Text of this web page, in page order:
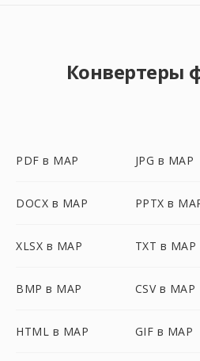
Конвертеры
PDF в MAP JPG в MAP
DOCX в MAP PPTX в
XLSX в MAP TXT в MAP
BMP в MAP CSV в MAP
HTML в MAP GIF в MAP